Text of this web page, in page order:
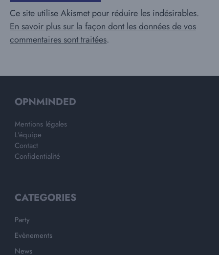
Ce site utilise Akismet pour réduire les indésirables.
En savoir plus sur la façon dont les données de vos
commentaires sont traitées.
OPNMINDED
Mentions légales
L'équipe
Contact
Confidentialité
CATEGORIES
Party
Evènements
News